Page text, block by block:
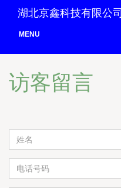
湖北京鑫科技有限公司
MENU
访客留言